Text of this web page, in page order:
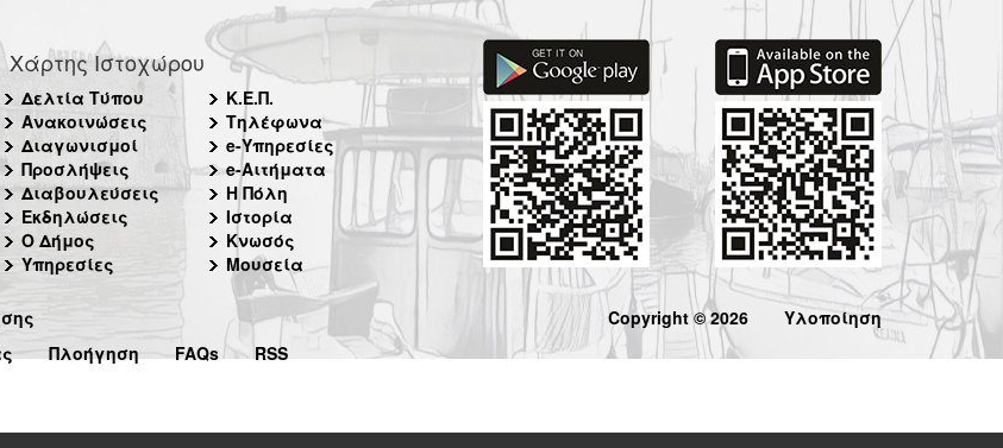
Χάρτης Ιστοχώρου
Δελτία Τύπου
Ανακοινώσεις
Διαγωνισμοί
Προσλήψεις
Διαβουλεύσεις
Εκδηλώσεις
Ο Δήμος
Υπηρεσίες
Κ.Ε.Π.
Τηλέφωνα
e-Υπηρεσίες
e-Αιτήματα
Η Πόλη
Ιστορία
Κνωσός
Μουσεία
Πλοήγηση FAQs RSS
Copyright © 2026 Υλοποίηση